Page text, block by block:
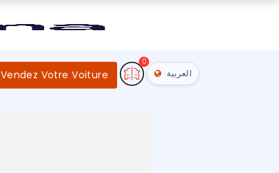
Vendez Votre Voiture
0
العربية